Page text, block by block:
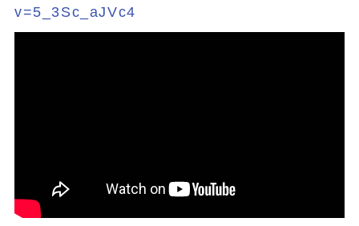
v=5_3Sc_aJVc4